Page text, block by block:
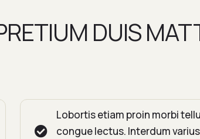
DUIS
Lobortis etiam proin morbi
congue lectus. Interdum